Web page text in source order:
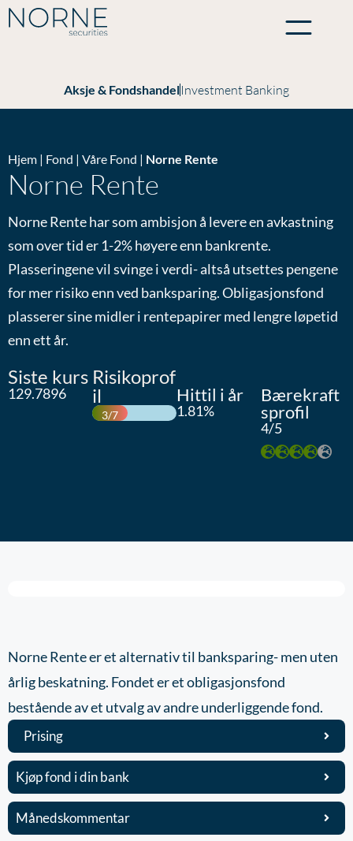
Aksje & FondshandelInvestment Banking
Hjem | Fond | Våre Fond | Norne Rente
Norne Rente
Norne Rente har som ambisjon å levere en avkastning
som over tid er 1-2% høyere enn bankrente.
Plasseringene vil svinge i verdi- altså utsettes pengene
for mer risiko enn ved banksparing. Obligasjonsfond
plasserer sine midler i rentepapirer med lengre løpetid
enn ett år.
Siste kurs
129.7896
Risikoprof
il
3/7
Hittil i år
1.81
Bærekraft
sprofil
4/5
Norne Rente er et alternativ til banksparing- men uten
årlig beskatning. Fondet er et obligasjonsfond
bestående av et utvalg av andre underliggende fond.
Prising
Kjøp fond i din bank
Månedskommentar